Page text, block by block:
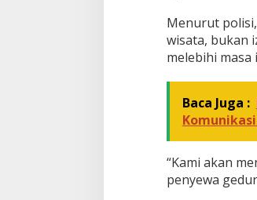
Menurut
wisata, bukan
melebihi
Baca Juga :
“Kami akan
penyewa